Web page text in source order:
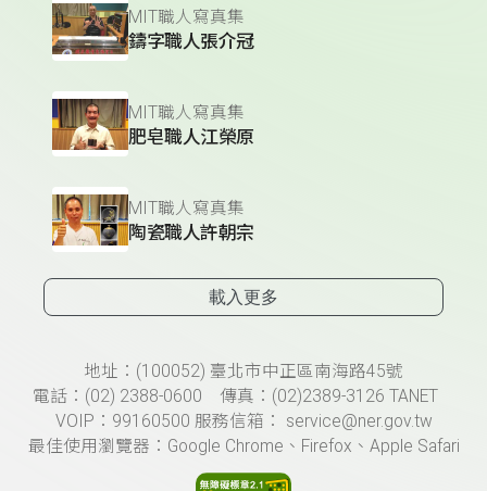
MIT職人寫真集
鑄字職人張介冠
MIT職人寫真集
肥皂職人江榮原
MIT職人寫真集
陶瓷職人許朝宗
載入更多
頁尾資訊地址：(100052) 臺北市中正區南海路45號
電話：(02) 2388-0600 傳真：(02)2389-3126 TANET
VOIP：99160500 服務信箱： service@ner.gov.tw
最佳使用瀏覽器：Google Chrome、Firefox、Apple Safari